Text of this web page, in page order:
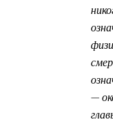
—